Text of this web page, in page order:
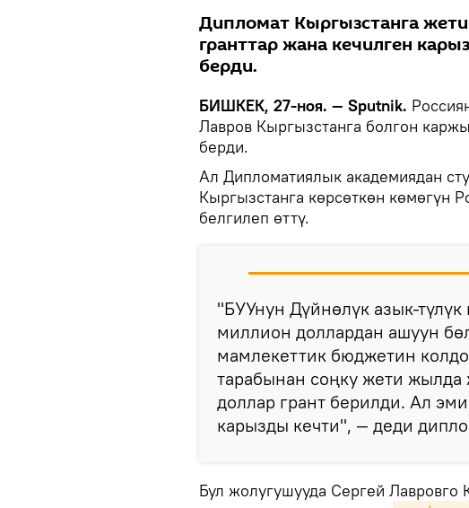
Дипломат Кыргызстанга
гранттар жана кечилген
берди.
БИШКЕК, 27-ноя. — Sputnik.
Лавров Кыргызстанга болгон
берди.
Ал Дипломатиялык академиядан
Кыргызстанга көрсөткөн көмөгүн
белгилеп өттү.
"БУУнун Дүйнөлүк азык-
миллион доллардан ашуун
мамлекеттик бюджетин
тарабынан соңку жети
доллар грант берилди. Ал
карызды кечти", — деди
Бул жолугушууда Сергей